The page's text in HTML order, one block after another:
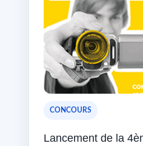
CONCOURS
Lancement de la